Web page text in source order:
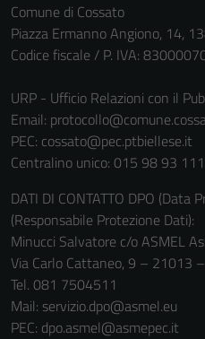
Comune di Cossato
Piazza Ermanno Angiono, 14,
Codice fiscale / P. IVA:
URP - Ufficio Relazioni con il
Email:
PEC: cossato@pec.ptbiellese.it
Centralino unico: 015 98 93 111
DATI DI CONTATTO DPO (Data
(Responsabile Protezione Dati):
Minucci Salvatore c/o ASMEL
Via Carlo Cattaneo, 9 – 21013
Tel. 081 7504511
Mail: servizio.dpo@asmel.eu
PEC: dpo.asmel@asmepec.it